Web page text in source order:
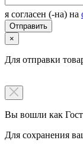
я согласен (-на) на
×
Для отправки
Вы вошли как
Для сохранения